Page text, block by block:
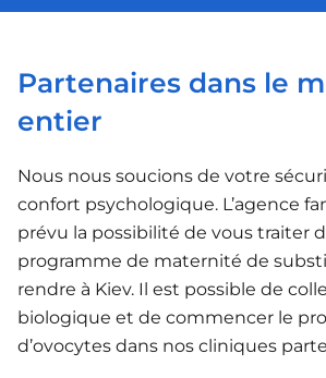
Partenaires dans le
entier
Nous nous soucions de votre
confort psychologique. L’agence
prévu la possibilité de vous traiter
programme de maternité de
rendre à Kiev. Il est possible de
biologique et de commencer le
d’ovocytes dans nos cliniques